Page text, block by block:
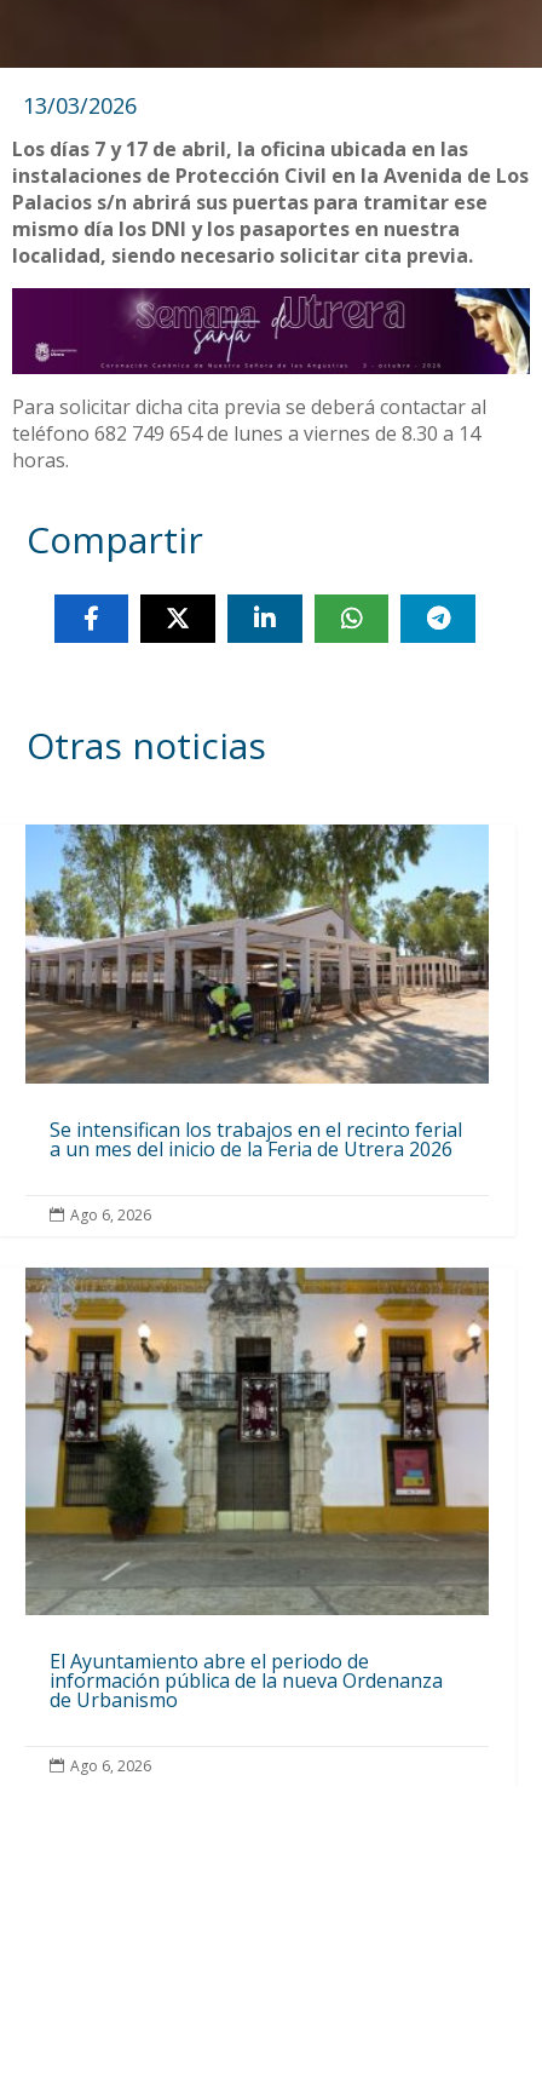
13/03/2026
Los días 7 y 17 de abril, la oficina ubicada en las
instalaciones de Protección Civil en la Avenida de Los
Palacios s/n abrirá sus puertas para tramitar ese
mismo día los DNI y los pasaportes en nuestra
localidad, siendo necesario solicitar cita previa.
Para solicitar dicha cita previa se deberá contactar al
teléfono 682 749 654 de lunes a viernes de 8.30 a 14
horas.
Compartir
Otras noticias
Se intensifican los trabajos en el recinto ferial
a un mes del inicio de la Feria de Utrera 2026
 Ago 6, 2026
El Ayuntamiento abre el periodo de
información pública de la nueva Ordenanza
de Urbanismo
 Ago 6, 2026